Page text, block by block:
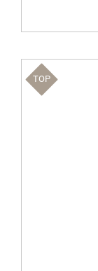
TOP